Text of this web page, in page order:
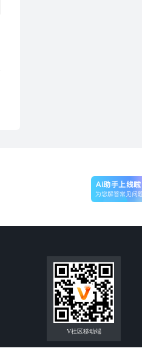
Ai助手上线
为您解答常见问
V社区移动端